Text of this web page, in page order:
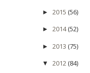
► 2015 (56)
► 2014(52)
► 2013 (75)
▼ 2012(84)